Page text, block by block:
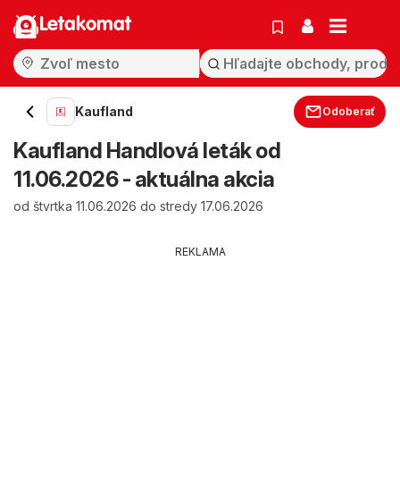
Letakomat
Kaufland Odoberať
Kaufland Handlová leták od
11.06.2026 - aktuálna akcia
od štvrtka 11.06.2026 do stredy 17.06.2026
REKLAMA